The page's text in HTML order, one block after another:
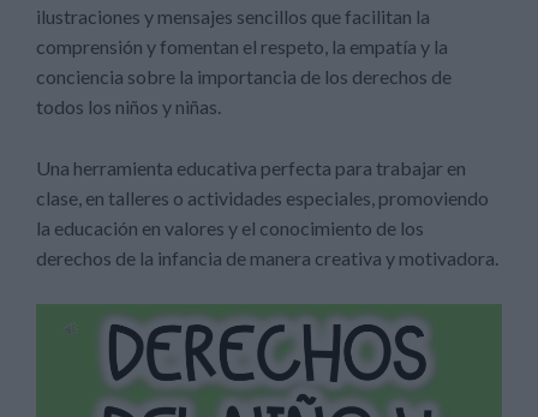
ilustraciones y mensajes sencillos que facilitan la
comprensión y fomentan el respeto, la empatía y la
conciencia sobre la importancia de los derechos de
todos los niños y niñas.
Una herramienta educativa perfecta para trabajar en
clase, en talleres o actividades especiales, promoviendo
la educación en valores y el conocimiento de los
derechos de la infancia de manera creativa y motivadora.